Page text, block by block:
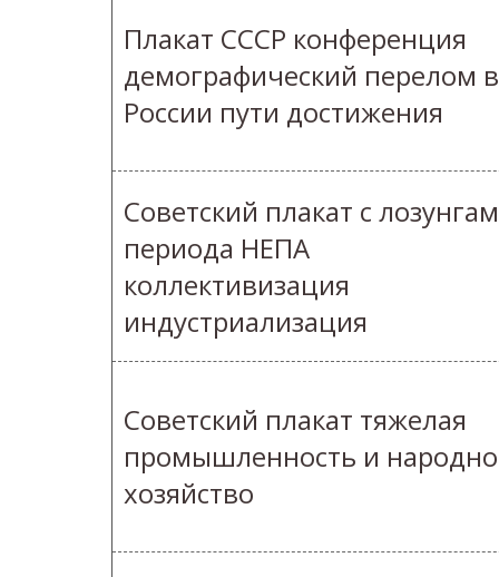
Плакат СССР конференция
демографический перелом в
России пути достижения
Советский плакат с
периода НЕПА
коллективизация
индустриализация
Советский плакат тяжелая
промышленность и
хозяйство